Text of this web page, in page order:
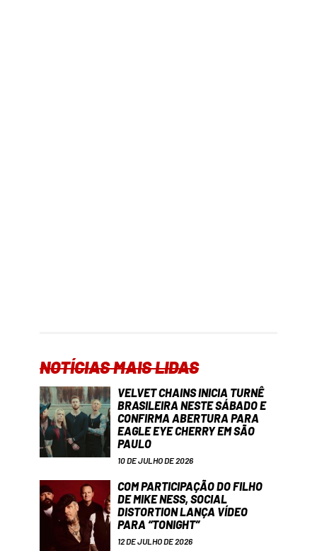
NOTÍCIAS MAIS LIDAS
VELVET CHAINS INICIA TURNÊ
BRASILEIRA NESTE SÁBADO E
CONFIRMA ABERTURA PARA
EAGLE EYE CHERRY EM SÃO
PAULO
10 DE JULHO DE 2026
COM PARTICIPAÇÃO DO FILHO
DE MIKE NESS, SOCIAL
DISTORTION LANÇA VÍDEO
PARA “TONIGHT”
12 DE JULHO DE 2026